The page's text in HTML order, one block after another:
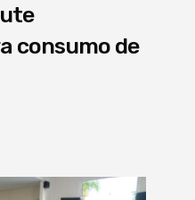
consumo de